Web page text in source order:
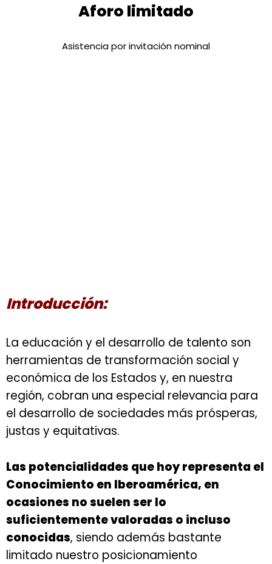
Aforo limitado
Asistencia por invitación nominal
Introducción:
La educación y el desarrollo de talento son
herramientas de transformación social y
económica de los Estados y, en nuestra
región, cobran una especial relevancia para
el desarrollo de sociedades más prósperas,
justas y equitativas.
Las potencialidades que hoy representa el
Conocimiento en Iberoamérica, en
ocasiones no suelen ser lo
suficientemente valoradas o incluso
conocidas, siendo además bastante
limitado nuestro posicionamiento